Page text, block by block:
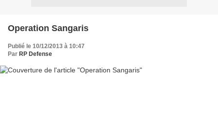
Operation Sangaris
Publié le 10/12/2013 à 10:47
Par RP Defense